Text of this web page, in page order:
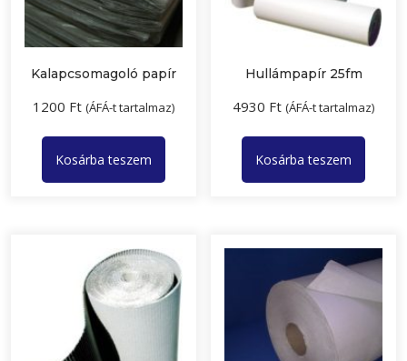
Kalapcsomagoló papír
1200 Ft (ÁFÁ-t tartalmaz)
Kosárba teszem
Hullámpapír 25fm
4930 Ft (ÁFÁ-t tartalmaz)
Kosárba teszem